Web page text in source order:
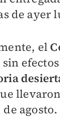
de ayer
el
de agosto.